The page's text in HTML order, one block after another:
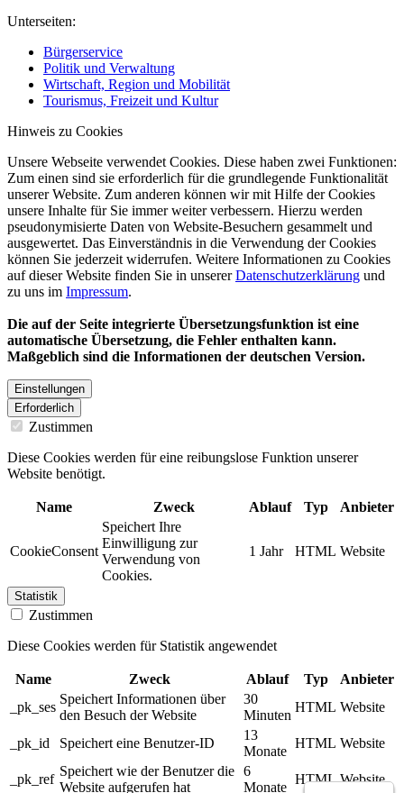
Unterseiten:
Bürgerservice
Politik und Verwaltung
Wirtschaft, Region und Mobilität
Tourismus, Freizeit und Kultur
Hinweis zu Cookies
Unsere Webseite verwendet Cookies. Diese haben zwei Funktionen:
Zum einen sind sie erforderlich für die grundlegende Funktionalität
unserer Website. Zum anderen können wir mit Hilfe der Cookies
unsere Inhalte für Sie immer weiter verbessern. Hierzu werden
pseudonymisierte Daten von Website-Besuchern gesammelt und
ausgewertet. Das Einverständnis in die Verwendung der Cookies
können Sie jederzeit widerrufen. Weitere Informationen zu Cookies
auf dieser Website finden Sie in unsererDatenschutzerklärung und
zu uns im Impressum.
Die auf der Seite integrierte Übersetzungsfunktion ist eine
automatische Übersetzung, die Fehler enthalten kann.
Maßgeblich sind die Informationen der deutschen Version.
Einstellungen
Erforderlich
Zustimmen
Diese Cookies werden für eine reibungslose Funktion unserer
Website benötigt.
Name Zweck Ablauf Typ Anbieter
CookieConsent
Speichert Ihre
Einwilligung zur
Verwendung von
Cookies.
1 Jahr HTML Website
Statistik
Zustimmen
Diese Cookies werden für Statistik angewendet
Name Zweck Ablauf Typ
Anbieter
_pk_ses
Speichert Informationen über
den Besuch der Website
30
Minuten
HTML Website
_pk_id Speichert eine Benutzer-ID
13
Monate
HTML Website
_pk_ref
Speichert wie der Benutzer die
Website aufgerufen hat
6
Monate
HTML Website